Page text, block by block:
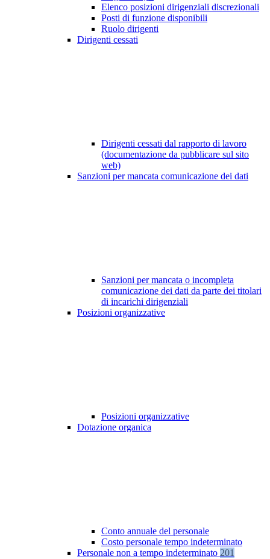
Elenco posizioni dirigenziali discrezionali
Posti di funzione disponibili
Ruolo dirigenti
Dirigenti cessati
Dirigenti cessati dal rapporto di lavoro
(documentazione da pubblicare sul sito
web)
Sanzioni per mancata comunicazione dei dati
Sanzioni per mancata o incompleta
comunicazione dei dati da parte dei titolari
di incarichi dirigenziali
Posizioni organizzative
Posizioni organizzative
Dotazione organica
Conto annuale del personale
Costo personale tempo indeterminato
Personale non a tempo indeterminato 201